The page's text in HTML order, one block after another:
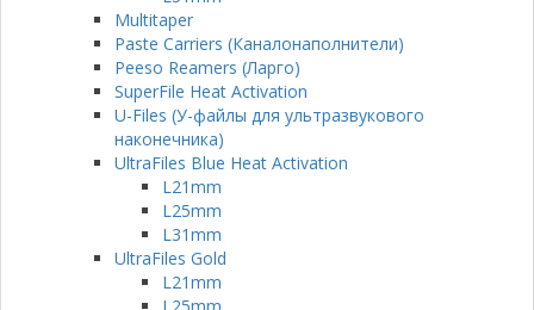
Multitaper
Paste Carriers (Каналонаполнители)
Peeso Reamers (Ларго)
SuperFile Heat Activation
U-Files (У-файлы для ультразвукового
наконечника)
UltraFiles Blue Heat Activation
L21mm
L25mm
L31mm
UltraFiles Gold
L21mm